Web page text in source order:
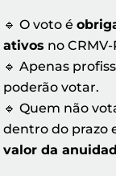
🔹 O voto é
ativos no CRMV-
🔹 Apenas
poderão votar.
🔹 Quem não
dentro do prazo
valor da